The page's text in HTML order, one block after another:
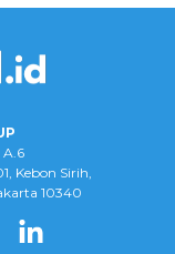
A.6
Kebon Sirih,
10340